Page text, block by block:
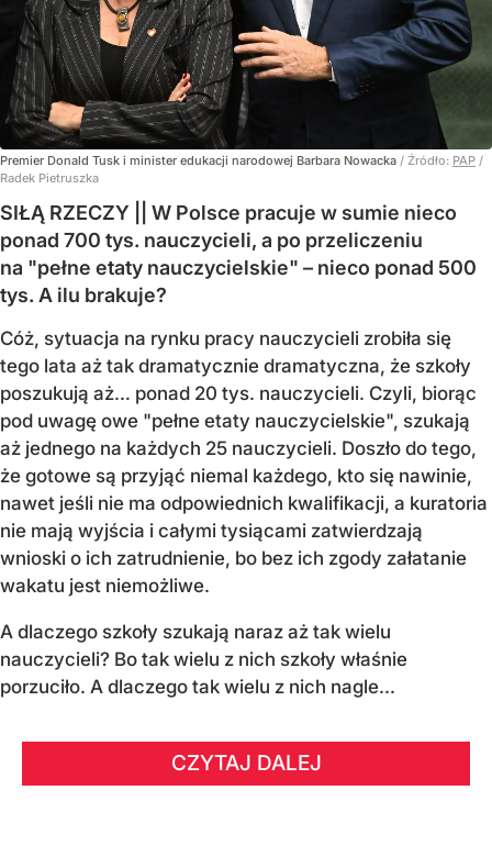
Premier Donald Tusk i minister edukacji narodowej Barbara Nowacka / Źródło: PAP /
Radek Pietruszka
SIŁĄ RZECZY || W Polsce pracuje w sumie nieco
ponad 700 tys. nauczycieli, a po przeliczeniu
na "pełne etaty nauczycielskie" – nieco ponad 500
tys. A ilu brakuje?
Cóż, sytuacja na rynku pracy nauczycieli zrobiła się
tego lata aż tak dramatycznie dramatyczna, że szkoły
poszukują aż… ponad 20 tys. nauczycieli. Czyli, biorąc
pod uwagę owe "pełne etaty nauczycielskie", szukają
aż jednego na każdych 25 nauczycieli. Doszło do tego,
że gotowe są przyjąć niemal każdego, kto się nawinie,
nawet jeśli nie ma odpowiednich kwalifikacji, a kuratoria
nie mają wyjścia i całymi tysiącami zatwierdzają
wnioski o ich zatrudnienie, bo bez ich zgody załatanie
wakatu jest niemożliwe.
A dlaczego szkoły szukają naraz aż tak wielu
nauczycieli? Bo tak wielu z nich szkoły właśnie
porzuciło. A dlaczego tak wielu z nich nagle...
CZYTAJ DALEJ